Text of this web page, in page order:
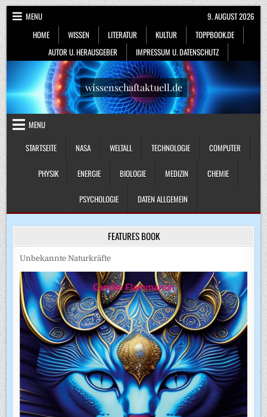
Skip
to
content
MENU
HOME
WISSEN LITERATUR KULTUR
TOPPBOOK.DE
AUTOR U. HERAUSGEBER
IMPRESSUM U. DATENSCHUTZ
9. AUGUST 2026
wissenschaftaktuell.de
MENU
STARTSEITE
NASA WELTALL TECHNOLOGIE COMPUTER
PHYSIK ENERGIE BIOLOGIE MEDIZIN CHEMIE
PSYCHOLOGIE DATEN ALLGEMEIN
FEATURES BOOK
Unbekannte Naturkräfte